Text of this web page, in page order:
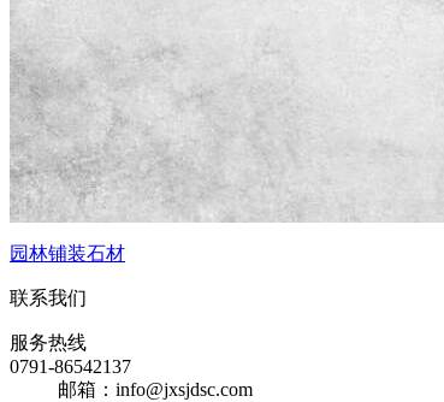
园林铺装石材
联系我们
服务热线
0791-86542137
邮箱：info@jxsjdsc.com